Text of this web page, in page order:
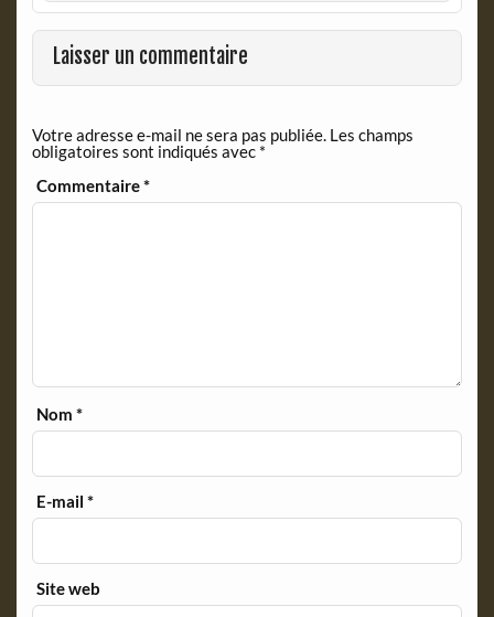
b
o
o
k
t
F
r
e
d
l
y
Laisser un commentaire
Votre adresse e-mail ne sera pas publiée. Les champs
obligatoires sont indiqués avec *
Commentaire*
Nom*
E-mail*
Site web